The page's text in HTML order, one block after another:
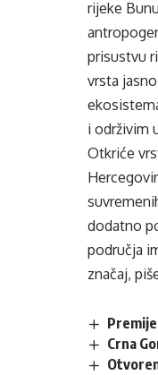
rijeke
prisustvu
vrsta
i održivim
Otkriće
dodatno
područja
značaj,
Crna